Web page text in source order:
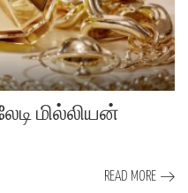
மில்லியன்
READ MORE